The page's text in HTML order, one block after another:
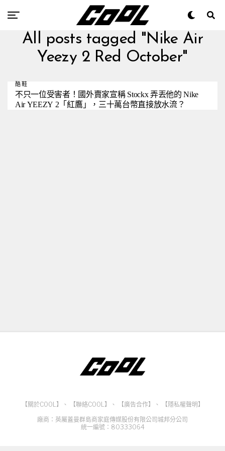
All posts tagged "Nike Air
Yeezy 2 Red October"
酷鞋
不只一位受害者！國外賣家宣稱 Stockx 弄丟他的 Nike
Air YEEZY 2「紅鷹」，三十萬台幣直接放水流？
【關於COOL】 、 【聯絡COOL】 、 【廣告合作】 、
【隱私權聲明】
廠商：英屬蓋曼群島商家庭傳媒股份有限公司城邦分公司
統一編號：80333064